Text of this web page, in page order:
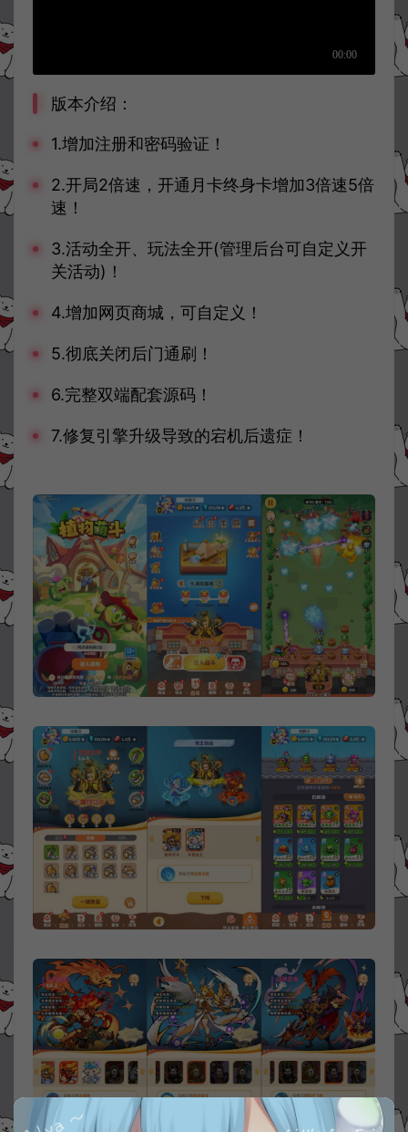
版本介绍：
1.增加注册和密码验证！
2.开局2倍速，开通月卡终身卡增加3倍速5倍
速！
3.活动全开、玩法全开(管理后台可自定义开
关活动)！
4.增加网页商城，可自定义！
5.彻底关闭后门通刷！
6.完整双端配套源码！
7.修复引擎升级导致的宕机后遗症！